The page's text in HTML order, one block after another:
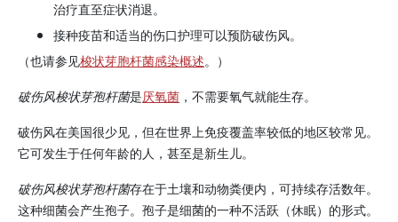
治疗直至症状消退。
接种疫苗和适当的伤口护理可以预防破伤风。
（也请参见梭状芽胞杆菌感染概述。）
破伤风梭状芽孢杆菌是厌氧菌 ，不需要氧气就能生存。
破伤风在美国很少见，但在世界上免疫覆盖率较低的地区较常见。
它可发生于任何年龄的人，甚至是新生儿。
破伤风梭状芽孢杆菌存在于土壤和动物粪便内，可持续存活数年。
这种细菌会产生孢子。孢子是细菌的一种不活跃（休眠）的形式。